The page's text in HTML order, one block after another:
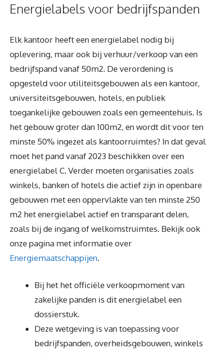
Energielabels voor bedrijfspanden
Elk kantoor heeft een energielabel nodig bij
oplevering, maar ook bij verhuur/verkoop van een
bedrijfspand vanaf 50m2. De verordening is
opgesteld voor utiliteitsgebouwen als een kantoor,
universiteitsgebouwen, hotels, en publiek
toegankelijke gebouwen zoals een gemeentehuis. Is
het gebouw groter dan 100m2, en wordt dit voor ten
minste 50% ingezet als kantoorruimtes? In dat geval
moet het pand vanaf 2023 beschikken over een
energielabel C. Verder moeten organisaties zoals
winkels, banken of hotels die actief zijn in openbare
gebouwen met een oppervlakte van ten minste 250
m2 het energielabel actief en transparant delen,
zoals bij de ingang of welkomstruimtes. Bekijk ook
onze pagina met informatie over
Energiemaatschappijen.
Bij het het officiële verkoopmoment van
zakelijke panden is dit energielabel een
dossierstuk.
Deze wetgeving is van toepassing voor
bedrijfspanden, overheidsgebouwen, winkels